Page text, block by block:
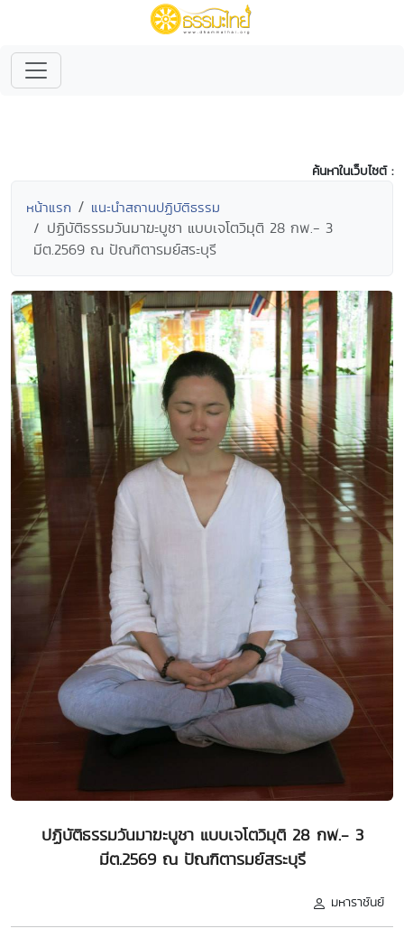
ค้นหาในเว็บไซต์ :
หน้าแรก แนะนำสถานปฏิบัติธรรม
ปฏิบัติธรรมวันมาฆะบูชา แบบเจโตวิมุติ 28 กพ.- 3
มีต.2569 ณ ปัณฑิตารมย์สระบุรี
ปฏิบัติธรรมวันมาฆะบูชา แบบเจโตวิมุติ 28 กพ.- 3
มีต.2569 ณ ปัณฑิตารมย์สระบุรี
มหาราชันย์